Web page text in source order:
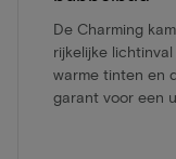
De Charming
rijkelijke
warme tinten en
garant voor een